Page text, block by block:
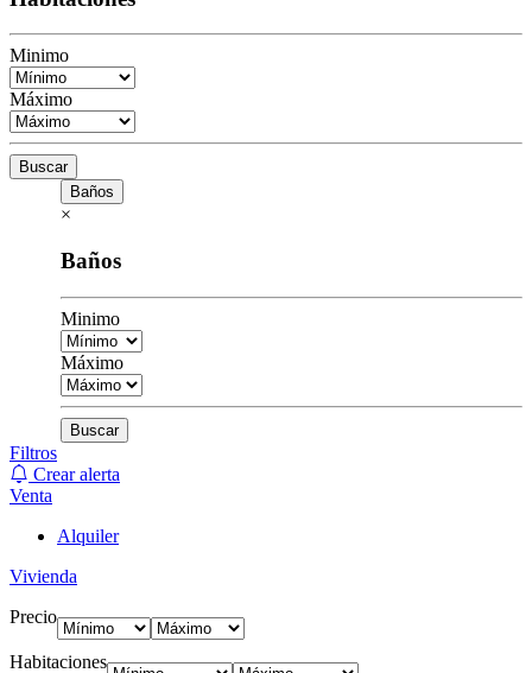
Minimo
Máximo
Buscar
Baños
×
Baños
Minimo
Máximo
Buscar
Filtros
Crear alerta
Venta
Alquiler
Vivienda
Precio
Habitaciones